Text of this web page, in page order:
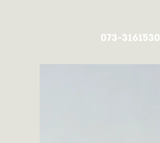
073-3161530